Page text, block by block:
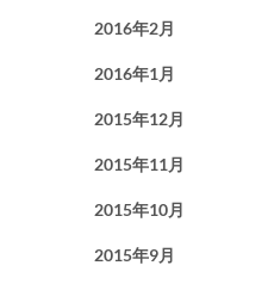
2016年2月
2016年1月
2015年12月
2015年11月
2015年10月
2015年9月